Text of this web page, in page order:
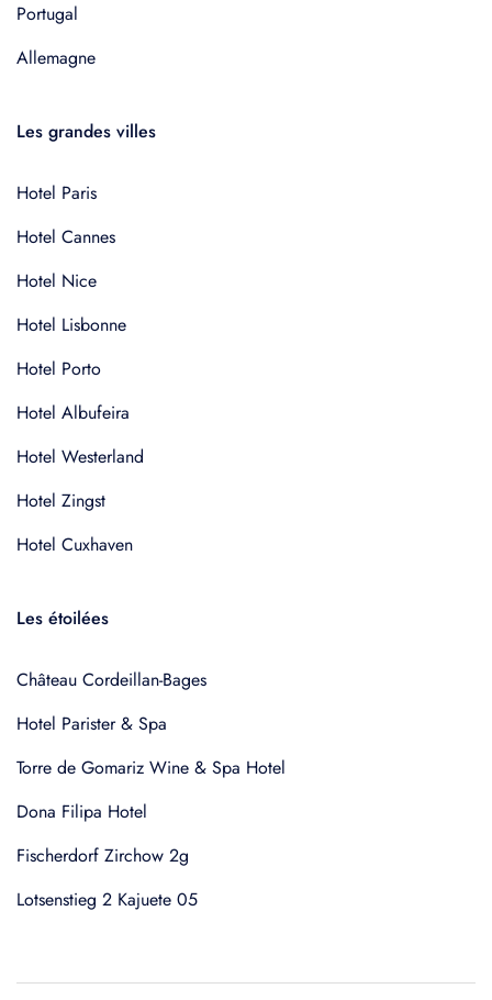
Portugal
Allemagne
Les grandes villes
Hotel Paris
Hotel Cannes
Hotel Nice
Hotel Lisbonne
Hotel Porto
Hotel Albufeira
Hotel Westerland
Hotel Zingst
Hotel Cuxhaven
Les étoilées
Château Cordeillan-Bages
Hotel Parister & Spa
Torre de Gomariz Wine & Spa Hotel
Dona Filipa Hotel
Fischerdorf Zirchow 2g
Lotsenstieg 2 Kajuete 05